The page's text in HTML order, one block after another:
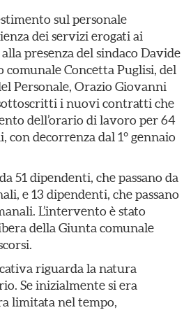
sul personale
dei servizi erogati ai
presenza del sindaco Davide
comunale Concetta Puglisi, del
Personale, Orazio Giovanni
i nuovi contratti che
dell’orario di lavoro per 64
con decorrenza dal 1° gennaio
51 dipendenti, che passano da
e 13 dipendenti, che passano
L’intervento è stato
della Giunta comunale
riguarda la natura
Se inizialmente si era
limitata nel tempo,